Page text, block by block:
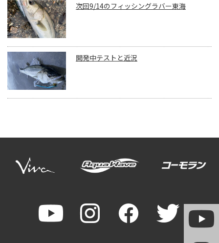
次回9/14のフィッシングラバー東海
開発中テストと近況